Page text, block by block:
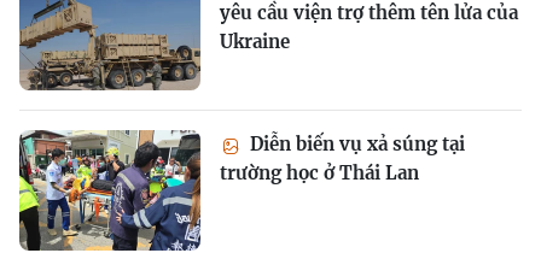
yêu cầu viện trợ thêm tên lửa của
Ukraine
Diễn biến vụ xả súng tại
trường học ở Thái Lan